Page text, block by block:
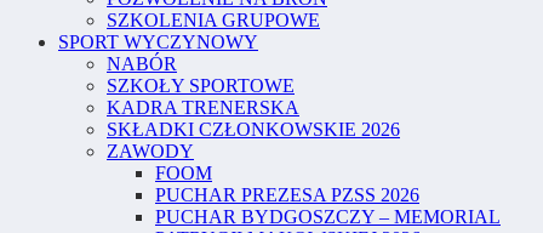
SZKOLENIA GRUPOWE
SPORT WYCZYNOWY
NABÓR
SZKOŁY SPORTOWE
KADRA TRENERSKA
SKŁADKI CZŁONKOWSKIE 2026
ZAWODY
FOOM
PUCHAR PREZESA PZSS 2026
PUCHAR BYDGOSZCZY – MEMORIAL